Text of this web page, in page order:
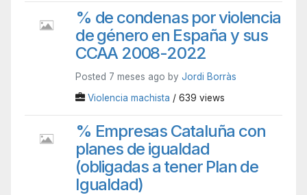
% de condenas por violencia
de género en España y sus
CCAA 2008-2022
Posted 7 meses ago by Jordi Borràs
Violencia machista / 639 views
% Empresas Cataluña con
planes de igualdad
(obligadas a tener Plan de
Igualdad)